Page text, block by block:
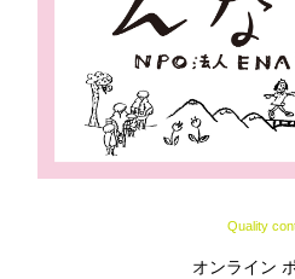
Quality
オンライン